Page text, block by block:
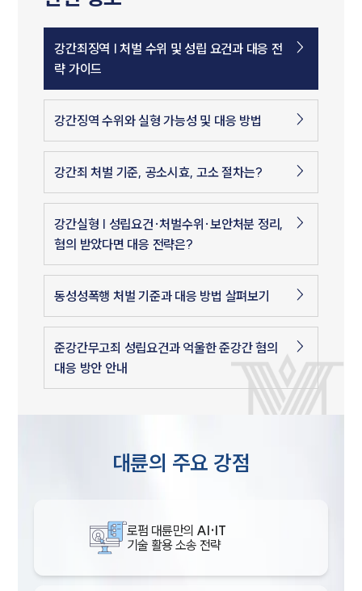
강간죄징역 | 처벌 수위 및 성립 요건과 대응 전
략 가이드
강간징역 수위와 실형 가능성 및 대응 방법
강간죄 처벌 기준, 공소시효, 고소 절차는?
강간실형 | 성립요건·처벌수위·보안처분 정리,
혐의 받았다면 대응 전략은?
동성성폭행 처벌 기준과 대응 방법 살펴보기
준강간무고죄 성립요건과 억울한 준강간 혐의
대응 방안 안내
대륜의 주요 강점
로펌 대륜만의 AI·IT
기술 활용 소송 전략